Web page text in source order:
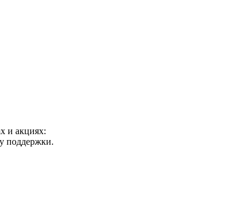
и акциях:
поддержки.